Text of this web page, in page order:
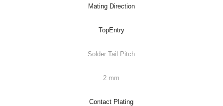
Mating Direction
TopEntry
Solder Tail Pitch
2 mm
Contact Plating